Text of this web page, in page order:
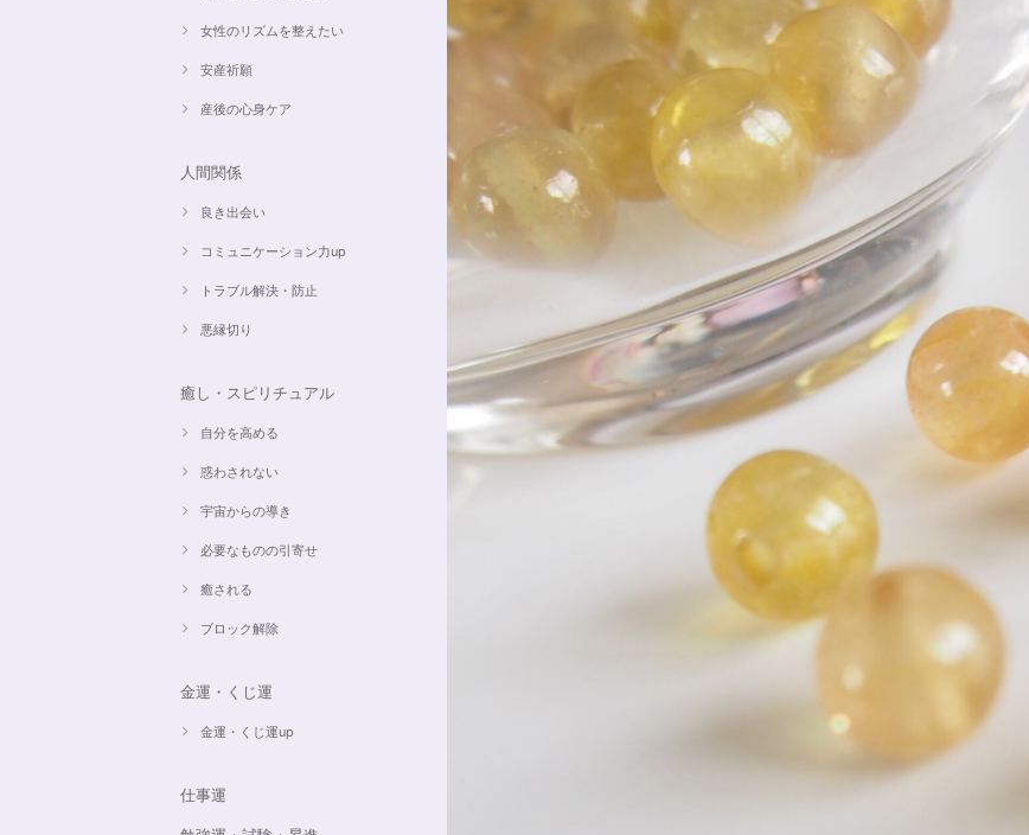
女性のリズムを整えたい
安産祈願
産後の心身ケア
人間関係
良き出会い
コミュニケーション力up
トラブル解決・防止
悪縁切り
癒し・スピリチュアル
自分を高める
惑わされない
宇宙からの導き
必要なものの引寄せ
癒される
ブロック解除
金運・くじ運
金運・くじ運up
仕事運